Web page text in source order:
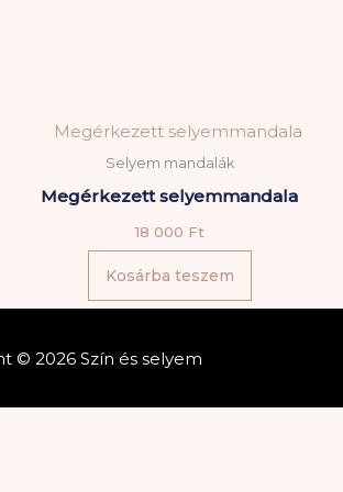
Selyem mandalák
Megérkezett selyemmandala
18 000 Ft
Kosárba teszem
© 2026 Szín és selyem